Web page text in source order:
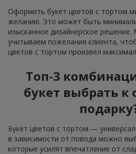
Оформить букет цветов с тортом
желанию. Это может быть
изысканное дизайнерское
учитываем пожелания клиента,
цветов с тортом произвёл
Топ-3
букет выбрать к
Букет цветов с тортом —
в зависимости от повода можно
которые усилят впечатление от